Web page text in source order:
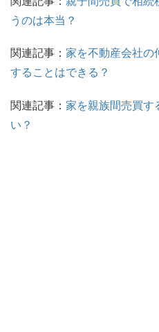
うのは本当？
関連記事： 家を不動産会社の
することはできる？
関連記事： 家を親族間売買す
い？